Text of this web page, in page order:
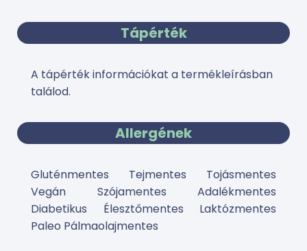
Tápérték
A tápérték információkat a termékleírásban
találod.
Allergének
Gluténmentes Tejmentes Tojásmentes
Vegán Szójamentes Adalékmentes
Diabetikus Élesztőmentes Laktózmentes
Paleo Pálmaolajmentes